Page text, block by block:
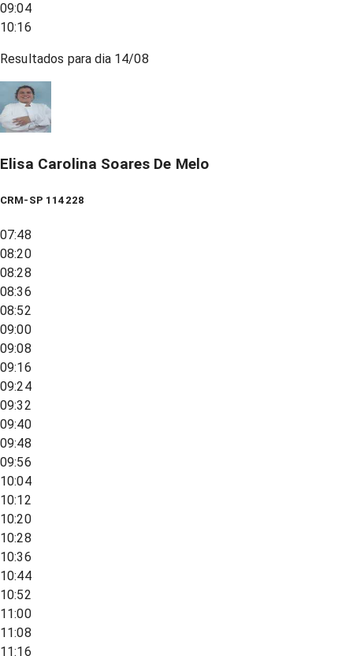
09:04
10:16
Resultados para dia 14/08
Elisa Carolina Soares De Melo
CRM-SP 114228
07:48
08:20
08:28
08:36
08:52
09:00
09:08
09:16
09:24
09:32
09:40
09:48
09:56
10:04
10:12
10:20
10:28
10:36
10:44
10:52
11:00
11:08
11:16